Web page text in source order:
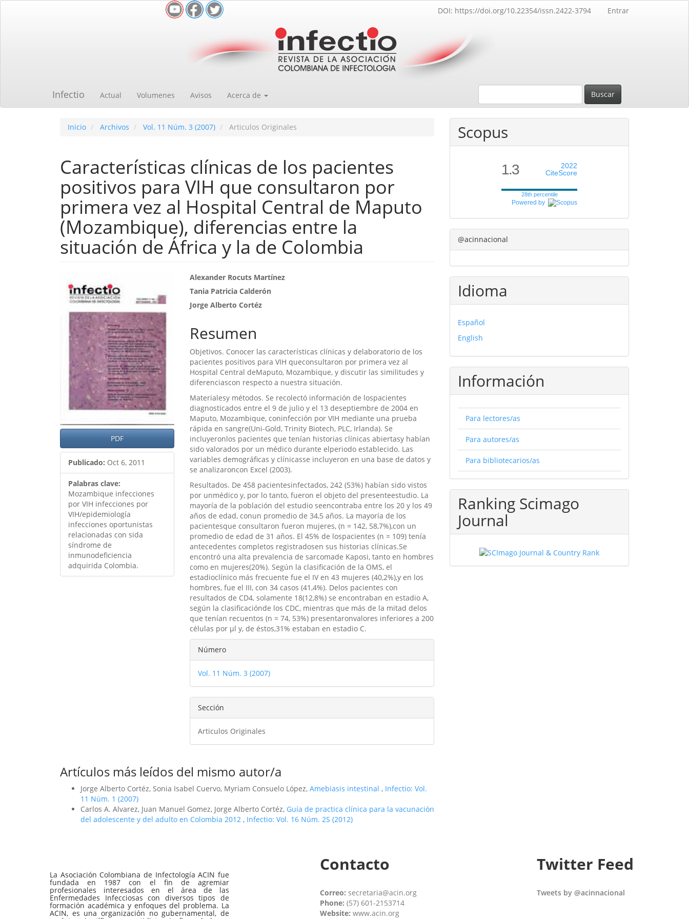
DOI: https://doi.org/10.22354/issn.2422-3794 Entrar
Infectio Actual Volumenes Avisos Acerca de Buscar
Inicio Archivos Vol. 11 Núm. 3 (2007) Articulos Originales
Características clínicas de los pacientes
positivos para VIH que consultaron por
primera vez al Hospital Central de Maputo
(Mozambique), diferencias entre la
situación de África y la de Colombia
Barra
lateral
del
artículo
PDF
Publicado: Oct 6, 2011
Palabras clave:
Mozambique infecciones
por VIH infecciones por
VIH/epidemiología
infecciones oportunistas
relacionadas con sida
síndrome de
inmunodeficiencia
adquirida Colombia.
Contenido
principal
del
artículo
Alexander Rocuts Martínez
Tania Patricia Calderón
Jorge Alberto Cortéz
Resumen
Objetivos. Conocer las características clínicas y delaboratorio de los
pacientes positivos para VIH queconsultaron por primera vez al
Hospital Central deMaputo, Mozambique, y discutir las similitudes y
diferenciascon respecto a nuestra situación.
Materialesy métodos. Se recolectó información de lospacientes
diagnosticados entre el 9 de julio y el 13 deseptiembre de 2004 en
Maputo, Mozambique, coninfección por VIH mediante una prueba
rápida en sangre(Uni-Gold, Trinity Biotech, PLC, Irlanda). Se
incluyeronlos pacientes que tenían historias clínicas abiertasy habían
sido valorados por un médico durante elperiodo establecido. Las
variables demográficas y clínicasse incluyeron en una base de datos y
se analizaroncon Excel (2003).
Resultados. De 458 pacientesinfectados, 242 (53%) habían sido vistos
por unmédico y, por lo tanto, fueron el objeto del presenteestudio. La
mayoría de la población del estudio seencontraba entre los 20 y los 49
años de edad, conun promedio de 34,5 años. La mayoría de los
pacientesque consultaron fueron mujeres, (n = 142, 58,7%),con un
promedio de edad de 31 años. El 45% de lospacientes (n = 109) tenía
antecedentes completos registradosen sus historias clínicas.Se
encontró una alta prevalencia de sarcomade Kaposi, tanto en hombres
como en mujeres(20%). Según la clasificación de la OMS, el
estadioclínico más frecuente fue el IV en 43 mujeres (40,2%),y en los
hombres, fue el III, con 34 casos (41,4%). Delos pacientes con
resultados de CD4, solamente 18(12,8%) se encontraban en estadio A,
según la clasificaciónde los CDC, mientras que más de la mitad delos
que tenían recuentos (n = 74, 53%) presentaronvalores inferiores a 200
células por µl y, de éstos,31% estaban en estadio C.
Detalles
del
artículo
Número
Vol. 11 Núm. 3 (2007)
Sección
Articulos Originales
Artículos más leídos del mismo autor/a
Jorge Alberto Cortéz, Sonia Isabel Cuervo, Myriam Consuelo López, Amebiasis intestinal , Infectio: Vol.
11 Núm. 1 (2007)
Carlos A. Alvarez, Juan Manuel Gomez, Jorge Alberto Cortéz, Guía de practica clínica para la vacunación
del adolescente y del adulto en Colombia 2012 , Infectio: Vol. 16 Núm. 2S (2012)
Scopus
1.3
2022
CiteScore
28th percentile
Powered by
@acinnacional
Idioma
Español
English
Información
Para lectores/as
Para autores/as
Para bibliotecarios/as
Ranking Scimago
Journal
La Asociación Colombiana de Infectología ACIN fue
fundada en 1987 con el fin de agremiar
profesionales interesados en el área de las
Enfermedades Infecciosas con diversos tipos de
formación académica y enfoques del problema. La
ACIN, es una organización no gubernamental, de
Contacto
Correo: secretaria@acin.org
Phone: (57) 601-2153714
Website: www.acin.org
Twitter Feed
Tweets by @acinnacional